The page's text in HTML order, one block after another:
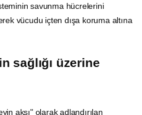
savunma hücrelerini
vücudu içten dışa koruma altına
sağlığı üzerine
aksı" olarak adlandırılan